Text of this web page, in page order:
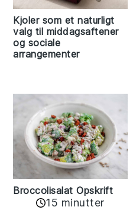
Kjoler som et naturligt
valg til middagsaftener
og sociale
arrangementer
Broccolisalat Opskrift
15 minutter